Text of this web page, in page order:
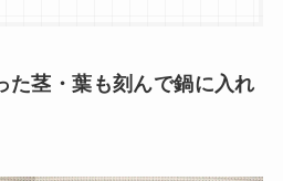
た茎・葉も刻んで鍋に入れ